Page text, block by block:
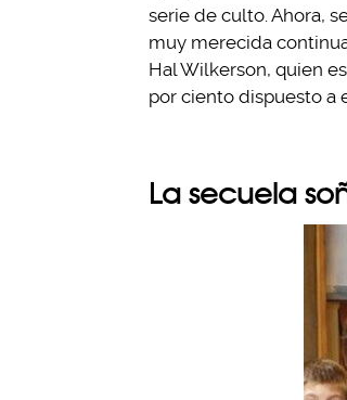
serie de culto. Ahora,
muy merecida
Hal Wilkerson, quien
por ciento dispuesto a
La secuela